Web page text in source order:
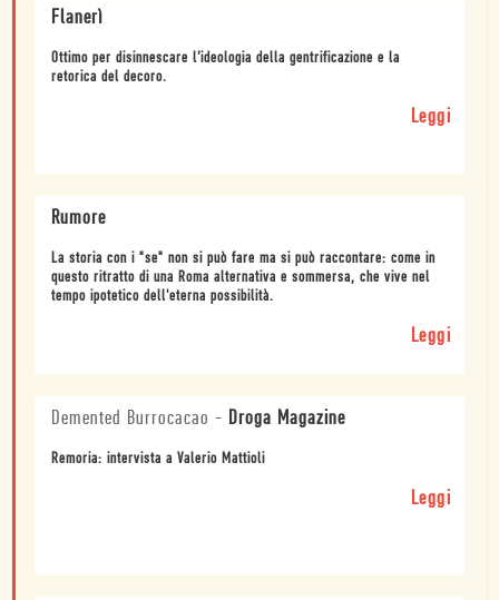
Flanerì
Ottimo per disinnescare l’ideologia della gentrificazione e la
retorica del decoro.
Leggi
Rumore
La storia con i "se" non si può fare ma si può raccontare: come in
questo ritratto di una Roma alternativa e sommersa, che vive nel
tempo ipotetico dell'eterna possibilità.
Leggi
Demented Burrocacao - Droga Magazine
Remoria: intervista a Valerio Mattioli
Leggi